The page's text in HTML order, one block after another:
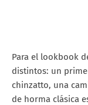
Para el lookbook
distintos: un
chinzatto, una
de horma clásica